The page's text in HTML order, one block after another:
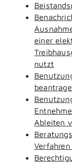
einer
nutzt
Ableiten